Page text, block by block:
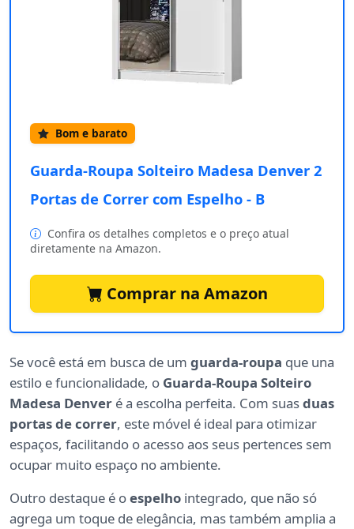
Bom e barato
Guarda-Roupa Solteiro Madesa Denver 2
Portas de Correr com Espelho - B
Confira os detalhes completos e o preço atual
diretamente na Amazon.
Comprar na Amazon
Se você está em busca de um guarda-roupa que una
estilo e funcionalidade, o Guarda-Roupa Solteiro
Madesa Denver é a escolha perfeita. Com suasduas
portas de correr, este móvel é ideal para otimizar
espaços, facilitando o acesso aos seus pertences sem
ocupar muito espaço no ambiente.
Outro destaque é oespelho integrado, que não só
agrega um toque de elegância, mas também amplia a